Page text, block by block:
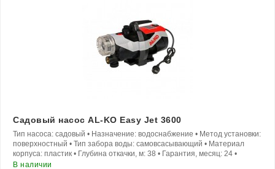
Садовый насос AL-KO Easy Jet 3600
Тип насоса: садовый • Назначение: водоснабжение • Метод установки:
поверхностный • Тип забора воды: самовсасывающий • Материал
корпуса: пластик • Глубина откачки, м: 38 • Гарантия, месяц: 24 •
В наличии